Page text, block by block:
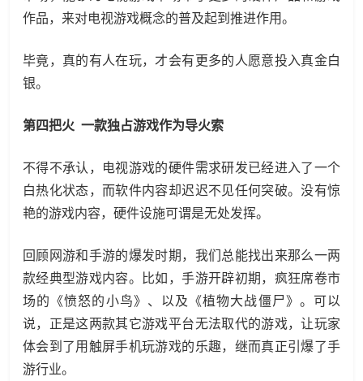
作品，来对电视游戏概念的普及起到推进作用。
毕竟，真的有人在玩，才会有更多的人愿意投入真金白
银。
第四把火 一款独占游戏作为导火索
不得不承认，电视游戏的硬件需求研发已经进入了一个
白热化状态，而软件内容却迟迟不见任何突破。没有惊
艳的游戏内容，硬件设施可谓是无处发挥。
回顾网游和手游的爆发时期，我们总能找出来那么一两
款经典型游戏内容。比如，手游开辟初期，疯狂席卷市
场的《愤怒的小鸟》、以及《植物大战僵尸》。可以
说，正是这两款其它游戏平台无法取代的游戏，让玩家
体会到了用触屏手机玩游戏的乐趣，继而真正引爆了手
游行业。